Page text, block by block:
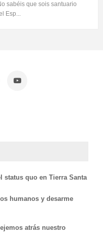
sabéis que sois santuario
Esp...
status quo en Tierra Santa
humanos y desarme
atrás nuestro